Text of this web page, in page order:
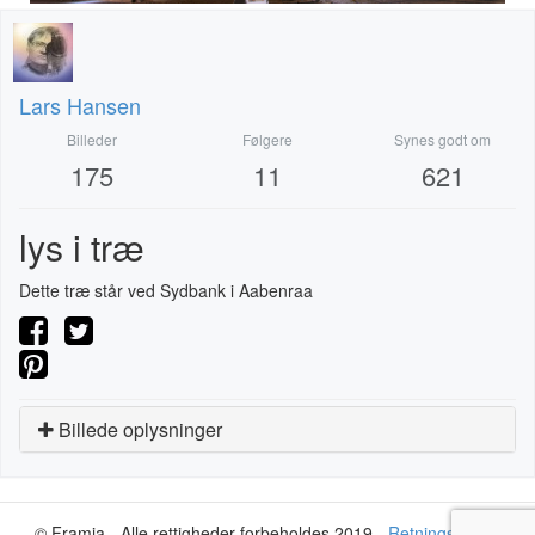
Lars Hansen
Billeder
175
Følgere
11
Synes godt om
621
lys i træ
Dette træ står ved Sydbank i Aabenraa
Billede oplysninger